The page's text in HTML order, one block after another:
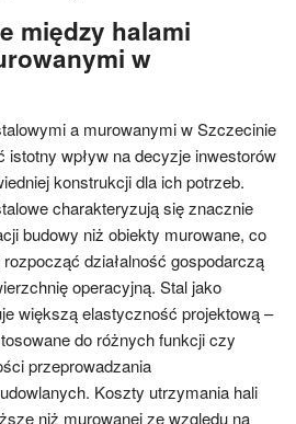
między halami
w
a murowanymi w Szczecinie
wpływ na decyzje inwestorów
konstrukcji dla ich potrzeb.
charakteryzują się znacznie
budowy niż obiekty murowane, co
działalność gospodarczą
operacyjną. Stal jako
większą elastyczność projektową –
do różnych funkcji czy
przeprowadzania
Koszty utrzymania hali
niż murowanej ze względu na